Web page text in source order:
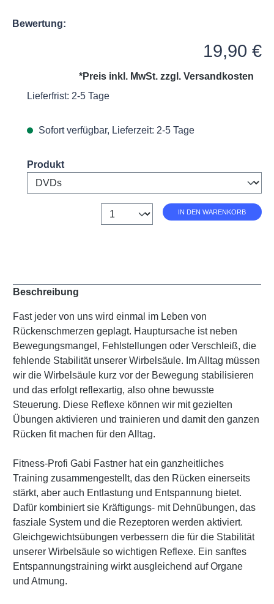
Bewertung:
19,90 €
*Preis inkl. MwSt. zzgl. Versandkosten
Lieferfrist: 2-5 Tage
Sofort verfügbar, Lieferzeit: 2-5 Tage
Select
Produkt
Anzahl IN DEN WARENKORB
Beschreibung
Fast jeder von uns wird einmal im Leben von
Rückenschmerzen geplagt. Hauptursache ist neben
Bewegungsmangel, Fehlstellungen oder Verschleiß, die
fehlende Stabilität unserer Wirbelsäule. Im Alltag müssen
wir die Wirbelsäule kurz vor der Bewegung stabilisieren
und das erfolgt reflexartig, also ohne bewusste
Steuerung. Diese Reflexe können wir mit gezielten
Übungen aktivieren und trainieren und damit den ganzen
Rücken fit machen für den Alltag.
Fitness-Profi Gabi Fastner hat ein ganzheitliches
Training zusammengestellt, das den Rücken einerseits
stärkt, aber auch Entlastung und Entspannung bietet.
Dafür kombiniert sie Kräftigungs- mit Dehnübungen, das
fasziale System und die Rezeptoren werden aktiviert.
Gleichgewichtsübungen verbessern die für die Stabilität
unserer Wirbelsäule so wichtigen Reflexe. Ein sanftes
Entspannungstraining wirkt ausgleichend auf Organe
und Atmung.